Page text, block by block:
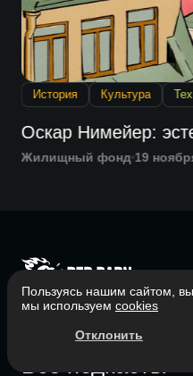
История Культура
Оскар Нимейер:
Жилищный фонд 19
Главная
О нас
Все подкасты
Пользуясь нашим сайтом,
мы используем cookies
Отклонить